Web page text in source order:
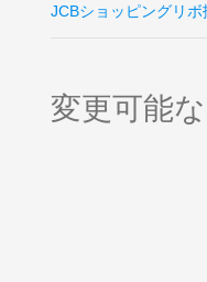
JCBショッピングリ
変更可能